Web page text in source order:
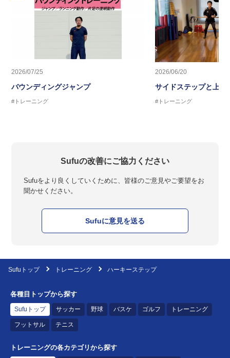
2026/07/25
バウンディングジャンプ
#トレーニング
2026/06/20
サイドステップと上半
#トレーニング
Sufuの改善にご協力ください
Sufuをより良くしていくために、皆様のご意見やご要望をお
聞かせください。
Sufuに意見を送る
Sufuトップ トレーニング ハーキーステップ
各種目トップから探す
Sufuトップ サッカー 野球 バスケ ゴルフ トレーニング
フットサル テニス
トレーニングの各カテゴリから探す